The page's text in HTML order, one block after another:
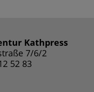
Kathpress
7/6/2
52 83